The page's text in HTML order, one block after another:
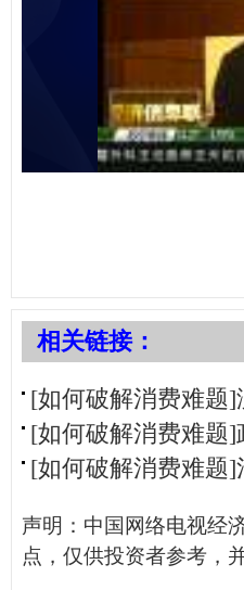
相关链接：
[如何破解消费难题
[如何破解消费难题
[如何破解消费难题
声明：中国网络电视经
点，仅供投资者参考，